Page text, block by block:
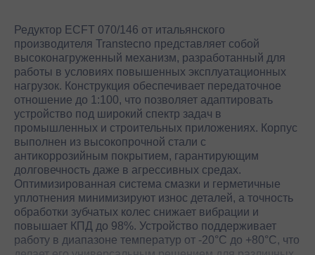
Редуктор ECFT 070/146 от итальянского
производителя Transtecno представляет собой
высоконагруженный механизм, разработанный для
работы в условиях повышенных эксплуатационных
нагрузок. Конструкция обеспечивает передаточное
отношение до 1:100, что позволяет адаптировать
устройство под широкий спектр задач в
промышленных и строительных приложениях. Корпус
выполнен из высокопрочной стали с
антикоррозийным покрытием, гарантирующим
долговечность даже в агрессивных средах.
Оптимизированная система смазки и герметичные
уплотнения минимизируют износ деталей, а точность
обработки зубчатых колес снижает вибрации и
повышает КПД до 98%. Устройство поддерживает
работу в диапазоне температур от -20°C до +80°C, что